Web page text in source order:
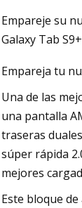
2023
Por
Empareje su
Galaxy Tab
Empareja tu
Una de las
una pantalla
traseras
súper rápida
mejores
Este bloque